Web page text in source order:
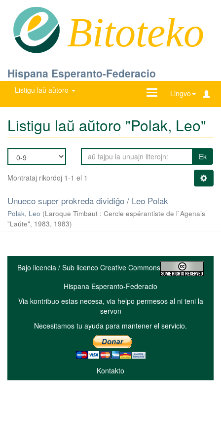
Bitoteko
Hispana Esperanto-Federacio
Listigu laŭ aŭtoro Lingvo
Ŝanĝu
Listigu laŭ aŭtoro "Polak, Leo"
Ek
Montrataj rikordoj 1-1 el 1
Unueco super prokreda dividiĝo / Leo Polak
Polak, Leo (Laroque Timbaut : Cercle espérantiste de l`Agenais
"Laŭte", 1983, 1983)
Bajo licencia / Sub licenco Creative Commons
Hispana Esperanto-Federacio
Via kontribuo estas necesa, via helpo permesos al ni teni la
servon
Necesitamos tu ayuda para mantener el servicio.
Kontakto